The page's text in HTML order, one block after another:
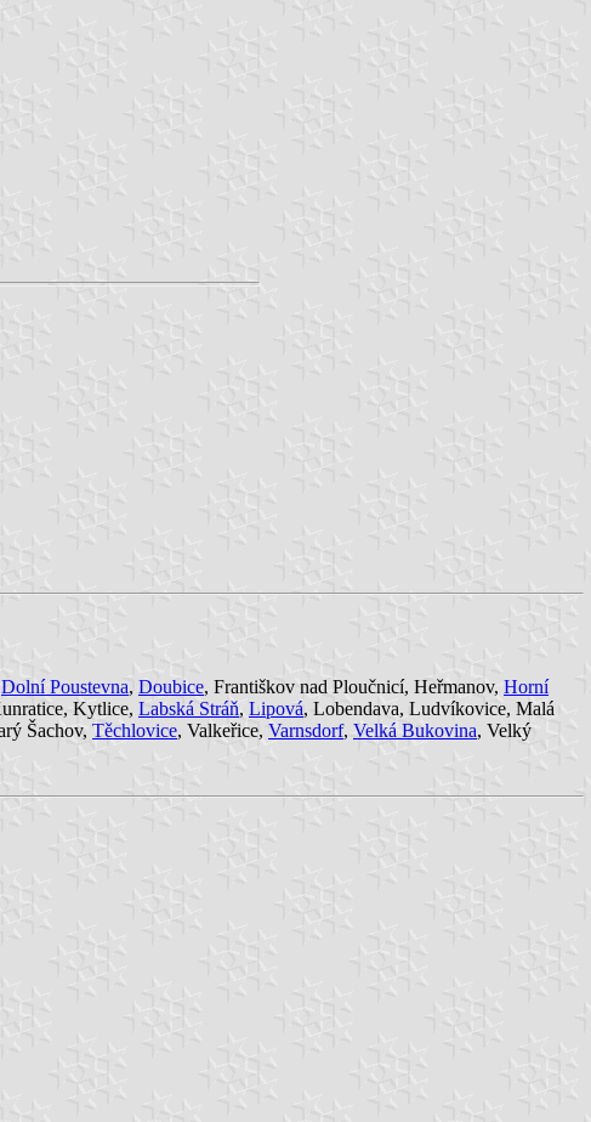
Dolní Poustevna, Doubice, Františkov nad Ploučnicí, Heřmanov, Horní
Kytlice, Labská Stráň, Lipová, Lobendava, Ludvíkovice, Malá
Šachov, Těchlovice, Valkeřice, Varnsdorf, Velká Bukovina, Velký